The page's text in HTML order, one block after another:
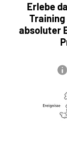
Erlebe
absoluter